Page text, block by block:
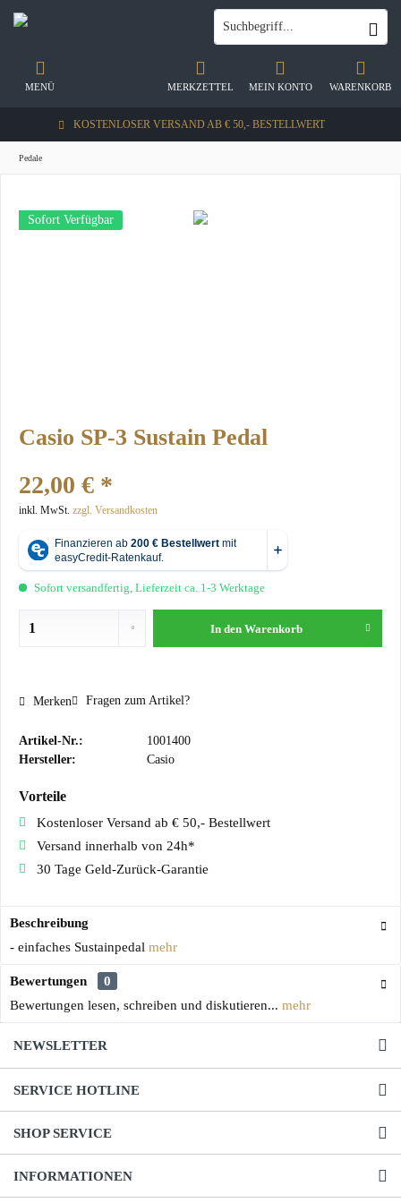
KOSTENLOSER VERSAND AB € 50,- BESTELLWERT
WARENKORB
MERKZETTEL MEIN KONTO
MENÜ
Pedale
Sofort Verfügbar
Casio SP-3 Sustain Pedal
22,00 € *
inkl. MwSt. zzgl. Versandkosten
Sofort versandfertig, Lieferzeit ca. 1-3 Werktage
In den Warenkorb
Merken Fragen zum Artikel?
Artikel-Nr.:
1001400
Hersteller:
Casio
Vorteile
Kostenloser Versand ab € 50,- Bestellwert
Versand innerhalb von 24h*
30 Tage Geld-Zurück-Garantie
Beschreibung
- einfaches Sustainpedal mehr
Bewertungen
0
Bewertungen lesen, schreiben und diskutieren... mehr
NEWSLETTER
SERVICE HOTLINE
SHOP SERVICE
INFORMATIONEN